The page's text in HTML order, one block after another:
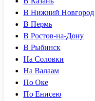
В Нижний Новгород
В Пермь
В Ростов-на-Дону
В Рыбинск
На Соловки
На Валаам
По Оке
По Енисею